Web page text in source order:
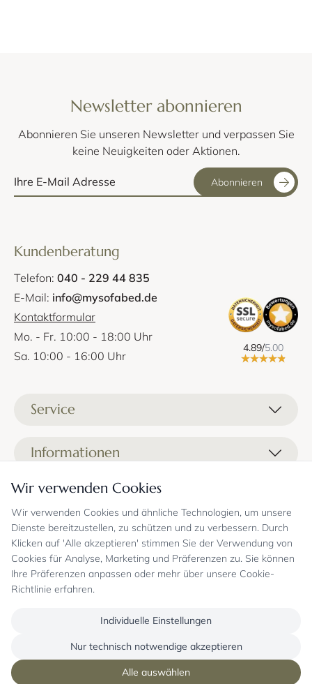
Wir verwenden Cookies
Wir verwenden Cookies und ähnliche Technologien, um unsere
Dienste bereitzustellen, zu schützen und zu verbessern. Durch
Klicken auf 'Alle akzeptieren' stimmen Sie der Verwendung von
Cookies für Analyse, Marketing und Präferenzen zu. Sie können
Ihre Präferenzen anpassen oder mehr über unsere Cookie-
Richtlinie erfahren.
Individuelle Einstellungen
Nur technisch notwendige akzeptieren
Alle auswählen
Newsletter abonnieren
Abonnieren Sie unseren Newsletter und verpassen Sie
keine Neuigkeiten oder Aktionen.
Abonnieren
Kundenberatung
Telefon: 040 - 229 44 835
E-Mail: info@mysofabed.de
Kontaktformular
Mo. - Fr. 10:00 - 18:00 Uhr
Sa. 10:00 - 16:00 Uhr
4.89/5.00
Service
Liefer- und Versandkosten
Zahlungsmöglichkeiten
Stoffprobenanfrage
Gutschein
Sicheres Einkaufen und Retoureninfo
FAQ
Jobs
Bekannt aus
Newsletter
Informationen
Kontakt
Showrooms
Datenschutz
Allgemeine Geschäftsbedingungen
Widerrufsrecht, Widerrufsfolgen
Impressum
Blog
Sicheres Einkaufen
Echte Kundenbewertungen
Überweisung erst kurz vor Lieferung
Oder per PayPal (mit Käuferschutz)
Sichere Zahlung mit SSL-Verschlüsselung
Zahlungsarten
Copyright © mysofabed GmbH - Alle Rechte vorbehalten
Alle Preise in € inkl. 19 % gesetzl. Mehrwertsteuer